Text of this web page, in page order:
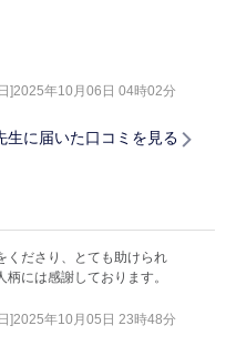
]2025年10月06日 04時02分
生に届いた口コミを見る
くださり、とても助けられ
には感謝しております。
]2025年10月05日 23時48分